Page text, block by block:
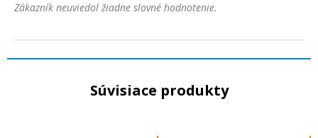
Zákazník neuviedol žiadne slovné hodnotenie.
Súvisiace produkty